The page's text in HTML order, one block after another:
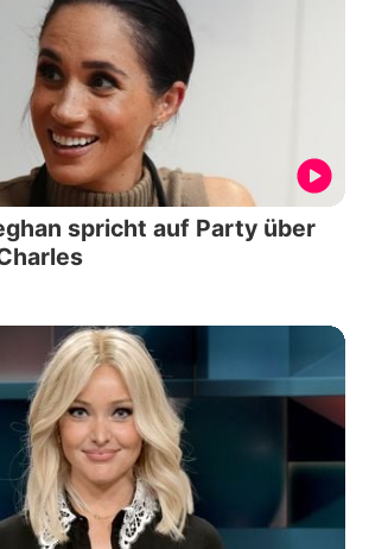
spricht auf Party über